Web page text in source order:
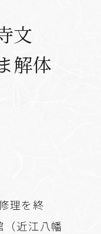
文
解体
理を終
近江八幡